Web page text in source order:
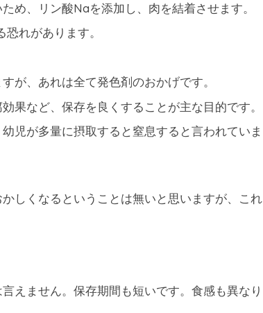
め、リン酸Naを添加し、肉を結着させます。
れがあります。
が、あれは全て発色剤のおかげです。
果など、保存を良くすることが主な目的です。
児が多量に摂取すると窒息すると言われていま
しくなるということは無いと思いますが、これ
えません。保存期間も短いです。食感も異なり